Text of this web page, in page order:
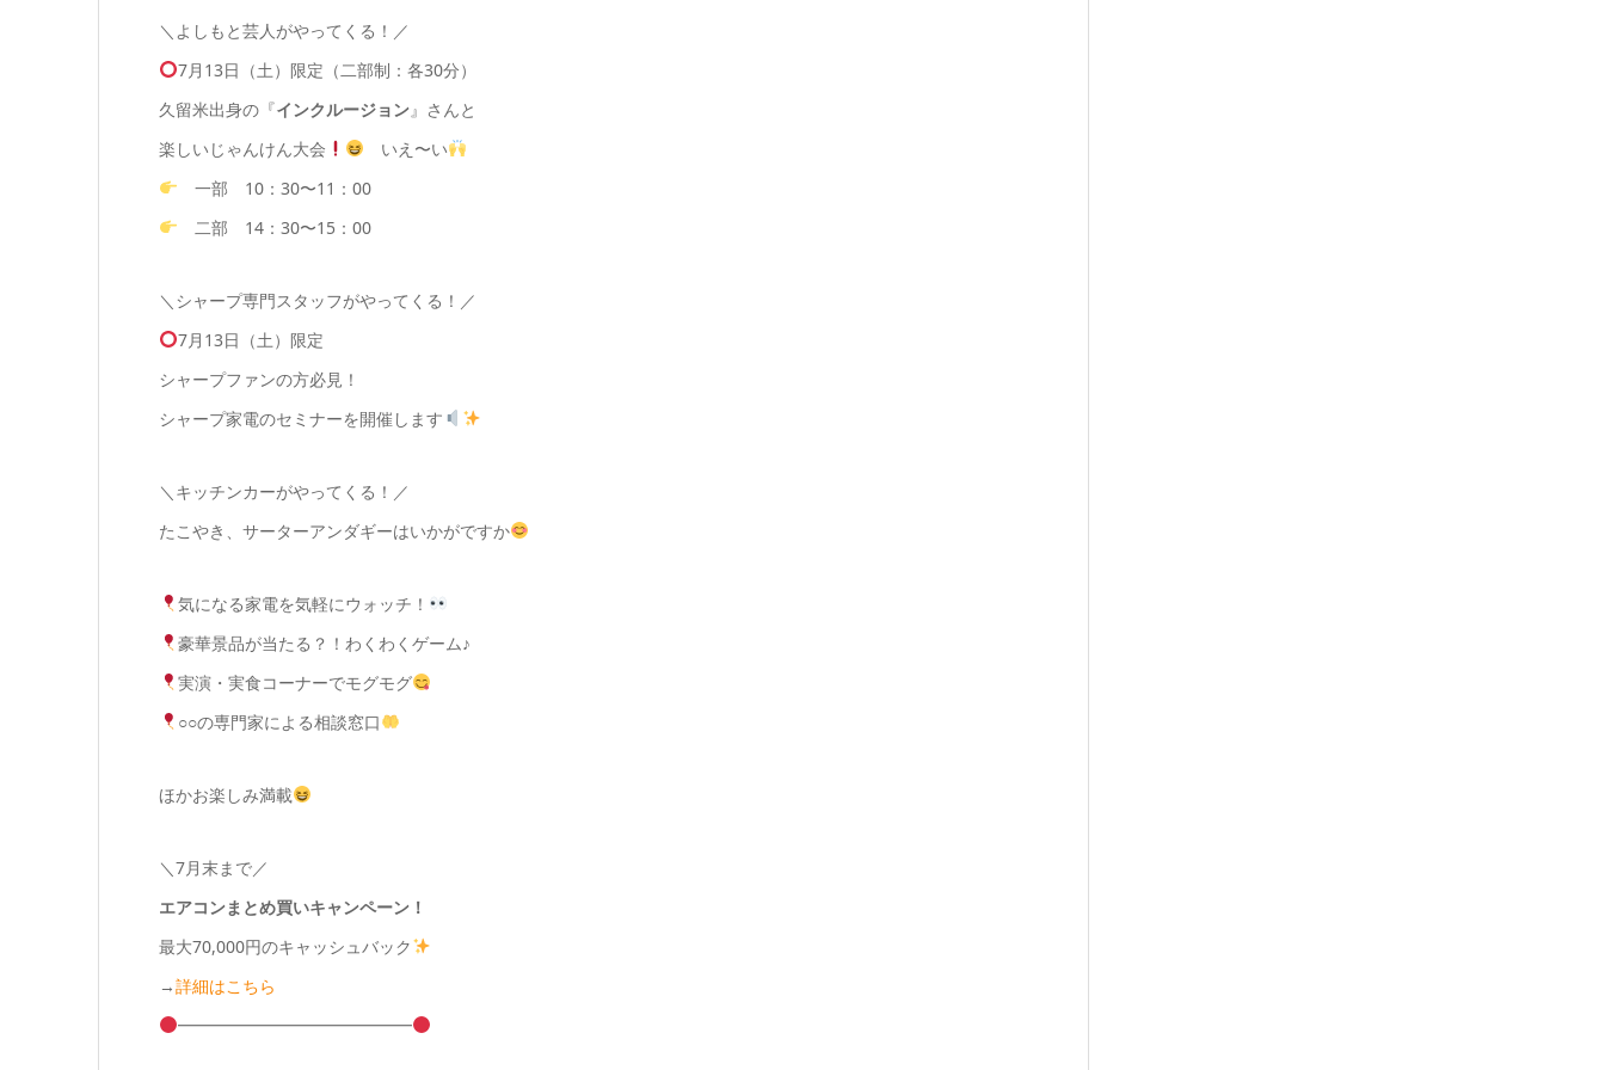
＼ よしもと芸人がやってくる！ ／
7月13日（土）限定 （二部制：各30分）
久留米出身の『インクルージョン』さんと
楽しいじゃんけん大会
いえ〜い
一部 10：30〜11：00
二部 14：30〜15：00
＼ シャープ専門スタッフがやってくる！ ／
7月13日（土）限定
シャープファンの方必見！
シャープ家電のセミナーを開催します
＼ キッチンカーがやってくる！ ／
たこやき、サーターアンダギーはいかがですか
気になる家電を気軽にウォッチ！
豪華景品が当たる？！わくわくゲーム♪
実演・実食コーナーでモグモグ
○○の専門家による相談窓口
ほかお楽しみ満載
＼7月末まで／
エアコンまとめ買いキャンペーン！
最大70,000円のキャッシュバック
→詳細はこちら
━━━━━━━━━━━━━━